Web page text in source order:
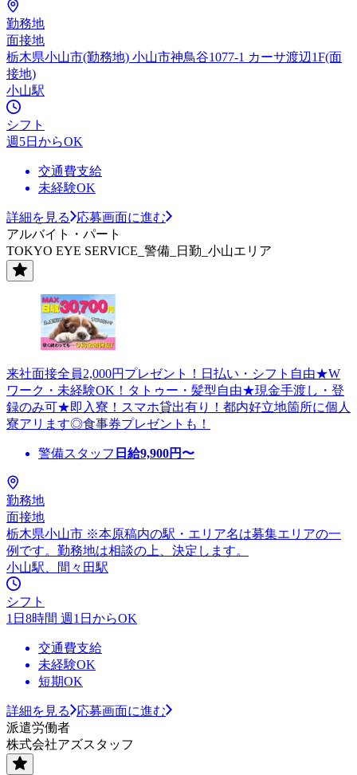
勤務地
面接地
栃木県小山市(勤務地) 小山市神鳥谷1077-1 カーサ渡辺1F(面
接地)
小山駅
シフト
週5日からOK
交通費支給
未経験OK
詳細を見る
応募画面に進む
アルバイト・パート
TOKYO EYE SERVICE_警備_日勤_小山エリア
来社面接全員2,000円プレゼント！日払い・シフト自由★W
ワーク・未経験OK！タトゥー・髪型自由★現金手渡し・登
録のみ可★即入寮！スマホ貸出有り！都内好立地箇所に個人
寮アリます◎食事券プレゼントも！
警備スタッフ 日給9,900円〜
勤務地
面接地
栃木県小山市 ※本原稿内の駅・エリア名は募集エリアの一
例です。勤務地は相談の上、決定します。
小山駅、間々田駅
シフト
1日8時間 週1日からOK
交通費支給
未経験OK
短期OK
詳細を見る
応募画面に進む
派遣労働者
株式会社アズスタッフ